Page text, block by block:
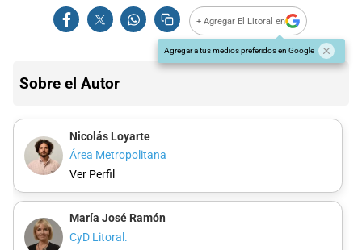
+ Agregar El Litoral en
Agregar a tus medios preferidos en Google
Sobre el Autor
Nicolás Loyarte
Área Metropolitana
Ver Perfil
María José Ramón
CyD Litoral.